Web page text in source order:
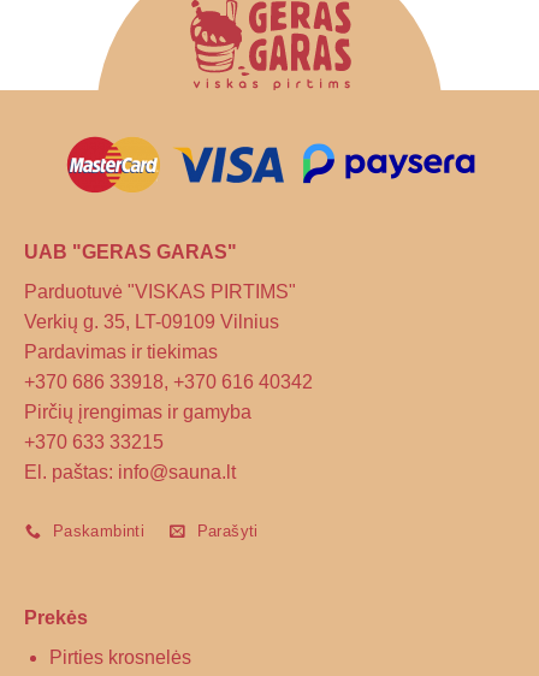
be
chosen
page
UAB "GERAS GARAS"
Parduotuvė "VISKAS PIRTIMS"
Verkių g. 35, LT-09109 Vilnius
Pardavimas ir tiekimas
+370 686 33918, +370 616 40342
Pirčių įrengimas ir gamyba
+370 633 33215
El. paštas: info@sauna.lt
Paskambinti Parašyti
Prekės
Pirties krosnelės